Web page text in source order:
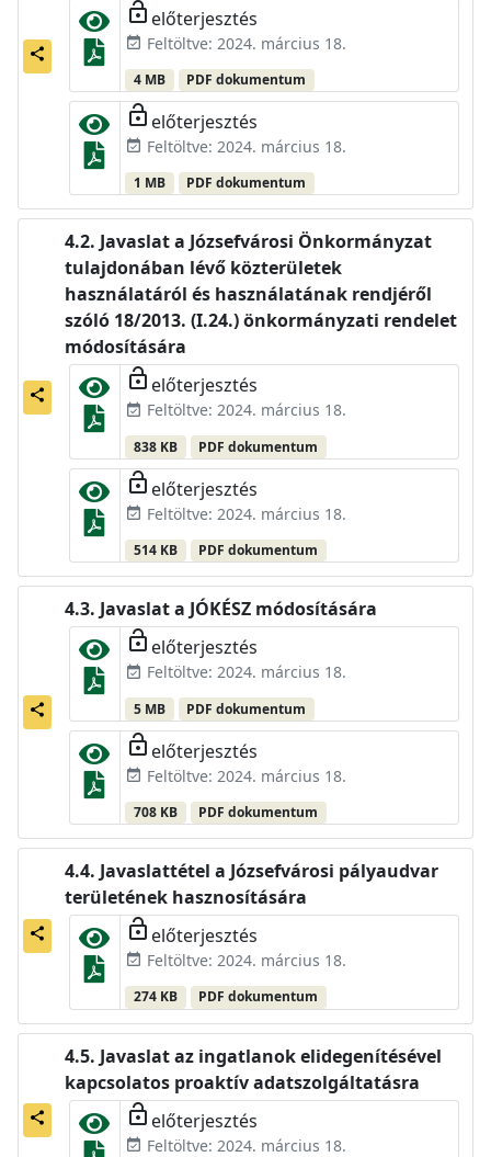
share
lock_open előterjesztés
event_available Feltöltve: 2024. március 18.
4 MB PDF dokumentum
lock_open előterjesztés
event_available Feltöltve: 2024. március 18.
1 MB PDF dokumentum
share
Javaslat a Józsefvárosi Önkormányzat
tulajdonában lévő közterületek
használatáról és használatának rendjéről
szóló 18/2013. (I.24.) önkormányzati rendelet
módosítására
lock_open előterjesztés
event_available Feltöltve: 2024. március 18.
838 KB PDF dokumentum
lock_open előterjesztés
event_available Feltöltve: 2024. március 18.
514 KB PDF dokumentum
share
Javaslat a JÓKÉSZ módosítására
lock_open előterjesztés
event_available Feltöltve: 2024. március 18.
5 MB PDF dokumentum
lock_open előterjesztés
event_available Feltöltve: 2024. március 18.
708 KB PDF dokumentum
share
Javaslattétel a Józsefvárosi pályaudvar
területének hasznosítására
lock_open előterjesztés
event_available Feltöltve: 2024. március 18.
274 KB PDF dokumentum
share
Javaslat az ingatlanok elidegenítésével
kapcsolatos proaktív adatszolgáltatásra
lock_open előterjesztés
event_available Feltöltve: 2024. március 18.